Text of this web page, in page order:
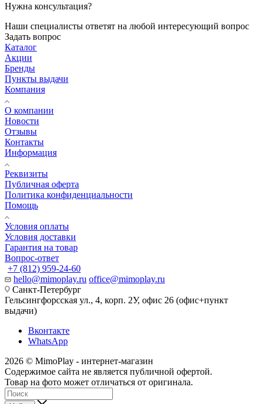
Нужна консультация?
Наши специалисты ответят на любой интересующий вопрос
Задать вопрос
Каталог
Акции
Бренды
Пункты выдачи
Компания
О компании
Новости
Отзывы
Контакты
Информация
Реквизиты
Публичная оферта
Политика конфиденциальности
Помощь
Условия оплаты
Условия доставки
Гарантия на товар
Вопрос-ответ
+7 (812) 959-24-60
hello@mimoplay.ru office@mimoplay.ru
Санкт-Петербург
Гельсингфорсская ул., 4, корп. 2У, офис 26 (офис+пункт
выдачи)
Вконтакте
WhatsApp
2026 © MimoPlay - интернет-магазин
Содержимое сайта не является публичной офертой.
Товар на фото может отличаться от оригинала.